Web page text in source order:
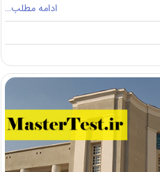
ادامه مطلب…